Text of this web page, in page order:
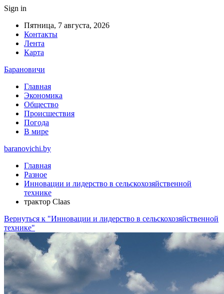
Sign in
Пятница, 7 августа, 2026
Контакты
Лента
Карта
Барановичи
Главная
Экономика
Общество
Происшествия
Погода
В мире
baranovichi.by
Главная
Разное
Инновации и лидерство в сельскохозяйственной
технике
трактор Claas
Вернуться к "Инновации и лидерство в сельскохозяйственной
технике"